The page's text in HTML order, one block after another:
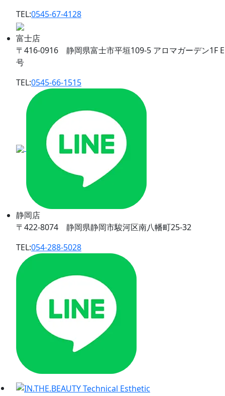
TEL:0545-67-4128
富士店
〒416-0916 静岡県富士市平垣109-5 アロマガーデン1F E
号
TEL:0545-66-1515
静岡店
〒422-8074 静岡県静岡市駿河区南八幡町25-32
TEL:054-288-5028